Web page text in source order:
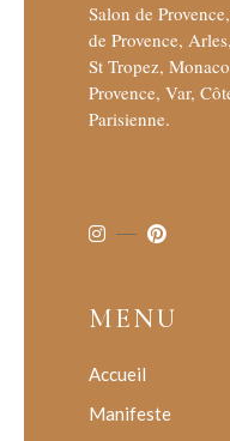
Salon de
de Provence,
St Tropez,
Provence, Var,
Parisienne.
MENU
Accueil
Manifeste